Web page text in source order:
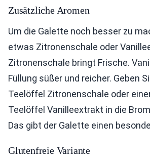
Zusätzliche Aromen
Um die Galette noch besser zu
etwas Zitronenschale oder
Zitronenschale bringt Frische.
Füllung süßer und reicher. Geben
Teelöffel Zitronenschale oder
Teelöffel Vanilleextrakt in die
Das gibt der Galette einen
Glutenfreie Variante